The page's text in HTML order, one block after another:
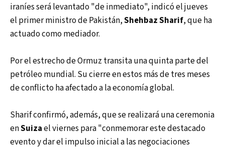
iraníes será levantado "de inmediato", indicó el jueves
el primer ministro de Pakistán,Shehbaz Sharif, que ha
actuado como mediador.
Por el estrecho de Ormuz transita una quinta parte del
petróleo mundial. Su cierre en estos más de tres meses
de conflicto ha afectado a la economía global.
Sharif confirmó, además, que se realizará una ceremonia
enSuizael viernes para "conmemorar este destacado
evento y dar el impulso inicial a las negociaciones